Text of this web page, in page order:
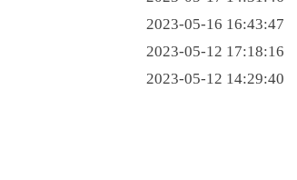
2023-05-16 16:43:47
2023-05-12 17:18:16
2023-05-12 14:29:40